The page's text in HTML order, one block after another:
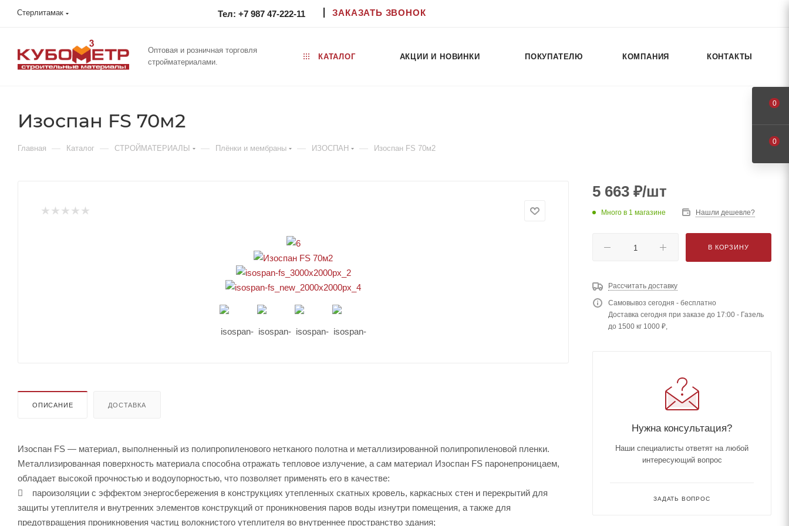
Стерлитамак Тел: +7 987 47-222-11 ЗАКАЗАТЬ ЗВОНОК
Оптовая и розничная торговля
стройматериалами.
КАТАЛОГ АКЦИИ И НОВИНКИ ПОКУПАТЕЛЮ КОМПАНИЯ КОНТАКТЫ
Изоспан FS 70м2
Главная — Каталог — СТРОЙМАТЕРИАЛЫ — Плёнки и мембраны — ИЗОСПАН — Изоспан FS 70м2
ОПИСАНИЕ ДОСТАВКА
Изоспан FS — материал, выполненный из полипропиленового нетканого полотна и металлизированной полипропиленовой пленки.
Металлизированная поверхность материала способна отражать тепловое излучение, а сам материал Изоспан FS паронепроницаем,
обладает высокой прочностью и водоупорностью, что позволяет применять его в качестве:
 пароизоляции с эффектом энергосбережения в конструкциях утепленных скатных кровель, каркасных стен и перекрытий для
защиты утеплителя и внутренних элементов конструкций от проникновения паров воды изнутри помещения, а также для
предотвращения проникновения частиц волокнистого утеплителя во внутреннее пространство здания;
5 663 ₽/шт
Много в 1 магазине Нашли дешевле?
В КОРЗИНУ
Рассчитать доставку
Самовывоз сегодня - бесплатно
Доставка сегодня при заказе до 17:00 - Газель
до 1500 кг 1000 ₽,
Нужна консультация?
Наши специалисты ответят на любой
интересующий вопрос
ЗАДАТЬ ВОПРОС
0
0